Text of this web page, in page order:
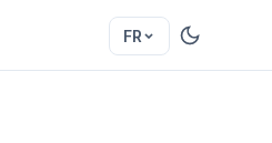
FR